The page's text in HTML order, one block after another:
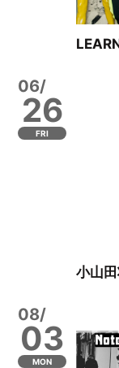
06/
26
FRI
小山
08/
03
MON